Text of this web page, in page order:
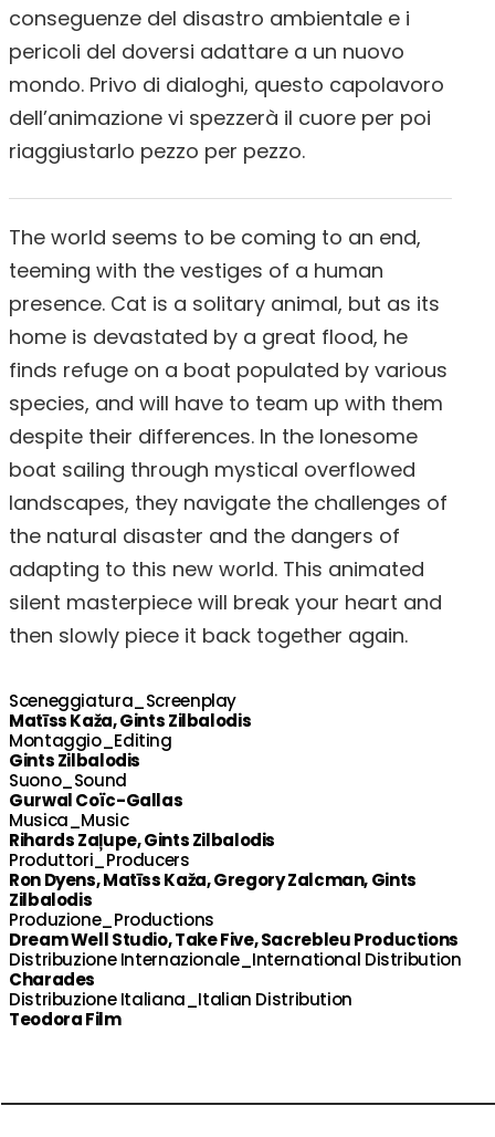
conseguenze del disastro ambientale e i
pericoli del doversi adattare a un nuovo
mondo. Privo di dialoghi, questo capolavoro
dell’animazione vi spezzerà il cuore per poi
riaggiustarlo pezzo per pezzo.
The world seems to be coming to an end,
teeming with the vestiges of a human
presence. Cat is a solitary animal, but as its
home is devastated by a great flood, he
finds refuge on a boat populated by various
species, and will have to team up with them
despite their differences. In the lonesome
boat sailing through mystical overflowed
landscapes, they navigate the challenges of
the natural disaster and the dangers of
adapting to this new world. This animated
silent masterpiece will break your heart and
then slowly piece it back together again.
Sceneggiatura_Screenplay
Matīss Kaža, Gints Zilbalodis
Montaggio_Editing
Gints Zilbalodis
Suono_Sound
Gurwal Coïc-Gallas
Musica_Music
Rihards Zaļupe, Gints Zilbalodis
Produttori_Producers
Ron Dyens, Matīss Kaža, Gregory Zalcman, Gints
Zilbalodis
Produzione_Productions
Dream Well Studio, Take Five, Sacrebleu Productions
Distribuzione Internazionale_International Distribution
Charades
Distribuzione Italiana_Italian Distribution
Teodora Film